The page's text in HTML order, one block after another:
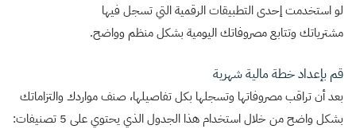
لو استخدمت إحدى التطبيقات الرقمية التي تسجل فيها
مشترياتك وتتابع مصروفاتك اليومية بشكل منظم وواضح.
قم بإعداد خطة مالية شهرية
بعد أن تراقب مصروفاتها وتسجلها بكل تفاصيلها، صنف مواردك والتزاماتك
بشكل واضح من خلال استخدام هذا الجدول الذي يحتوي على 5 تصنيفات: